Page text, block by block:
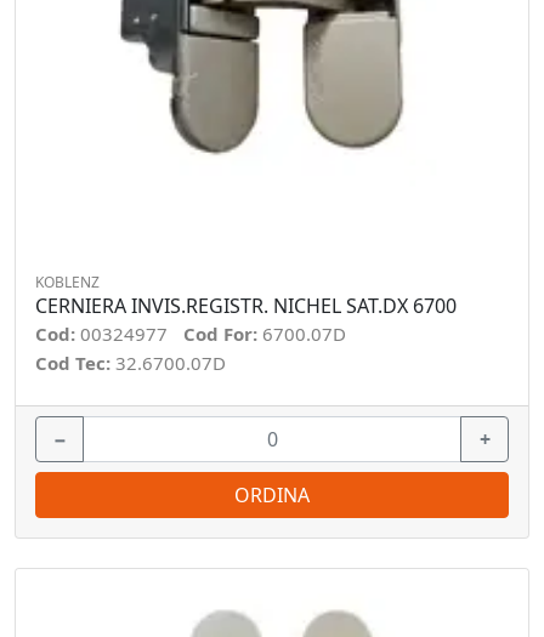
KOBLENZ
CERNIERA INVIS.REGISTR. NICHEL SAT.DX 6700
Cod: 00324977 Cod For: 6700.07D
Cod Tec: 32.6700.07D
− +
ORDINA